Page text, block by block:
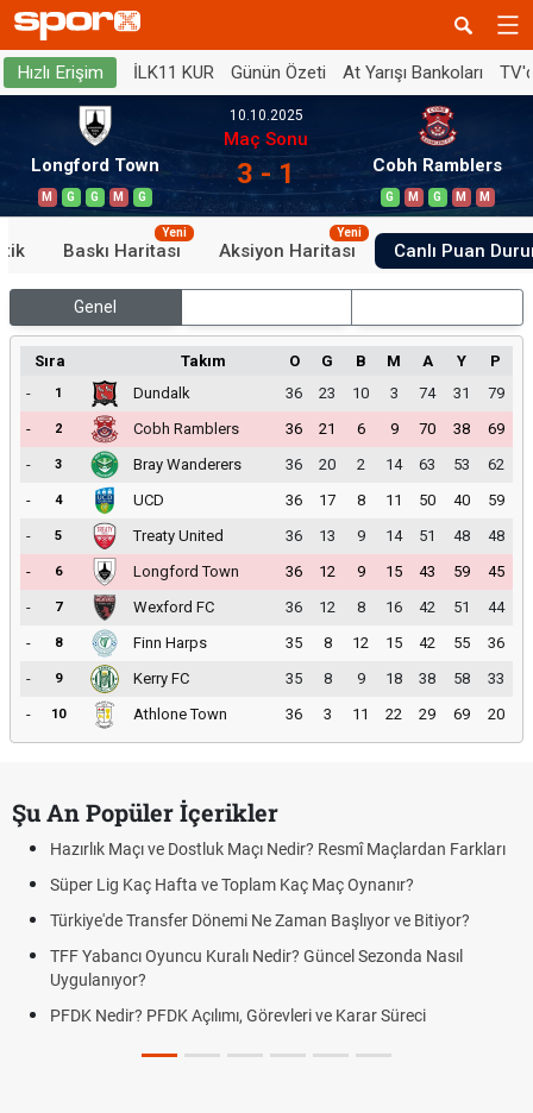
Hızlı Erişim İLK11 KUR Günün Özeti At Yarışı Bankoları
Longford Town
M G G M G
10.10.2025
Maç Sonu
3 - 1 Cobh Ramblers
G M G M M
Baskı Haritası
Yeni
Aksiyon Haritası
Yeni
Canlı Puan
Genel
Sıra Takım O G B M A Y
P
-
1 Dundalk 36 23 10 3 74 31
79
-
2 Cobh Ramblers 36 21 6 9 70 38
69
-
3 Bray Wanderers 36 20 2 14 63 53
62
-
4 UCD 36 17 8 11 50 40
59
-
5 Treaty United 36 13 9 14 51 48
48
-
6 Longford Town 36 12 9 15 43 59
45
-
7 Wexford FC 36 12 8 16 42 51
44
-
8 Finn Harps 35 8 12 15 42 55
36
-
9 Kerry FC 35 8 9 18 38 58
33
-
10 Athlone Town 36 3 11 22 29 69 20
Şu An Popüler İçerikler
Hazırlık Maçı ve Dostluk Maçı Nedir? Resmî Maçlardan Farkları
Süper Lig Kaç Hafta ve Toplam Kaç Maç Oynanır?
Türkiye'de Transfer Dönemi Ne Zaman Başlıyor ve Bitiyor?
TFF Yabancı Oyuncu Kuralı Nedir? Güncel Sezonda Nasıl
Uygulanıyor?
PFDK Nedir? PFDK Açılımı, Görevleri ve Karar Süreci